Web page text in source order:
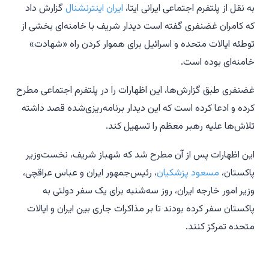
به نقل از پلتفرم اجتماعی ایرانی ایتا، ایران اینترنشنال گزارش داد
که کامران غضنفری گفته است دیدار شریف با خامنه‌ای بخشی از
توطئه ایالات متحده و اسرائیل برای هموار کردن راه «شهادت»
خامنه‌ای بوده است.
غضنفری طبق گزارش‌ها، این اظهارات را در پلتفرم اجتماعی مطرح
کرده و ادعا کرده است که این دیدار برنامه‌ریزی‌شده قصد داشته
تلاش‌ها علیه رهبر معظم را تسهیل کند.
این اظهارات پس از آن مطرح شد که شهباز شریف، نخست‌وزیر
پاکستان، مسعود پزشکیان، رئیس‌جمهور ایران و عباس عراقچی،
وزیر امور خارجه ایران، روز سه‌شنبه برای یک سفر دولتی به
پاکستان سفر کرده بودند تا بر مذاکرات جاری بین ایران و ایالات
متحده تمرکز کنند.